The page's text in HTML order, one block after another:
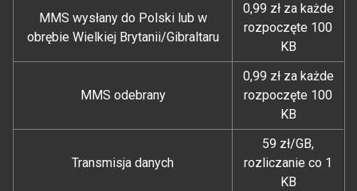
MMS wysłany do Polski lub w
obrębie Wielkiej Brytanii/Gibraltaru
0,99 zł za każde
rozpoczęte 100
KB
MMS odebrany
0,99 zł za każde
rozpoczęte 100
KB
Transmisja danych
59 zł/GB,
rozliczanie co 1
KB